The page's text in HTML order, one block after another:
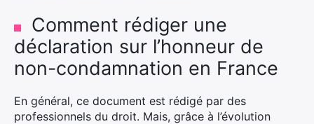
Comment rédiger une
déclaration sur l’honneur de
non-condamnation en France
En général, ce document est rédigé par des
professionnels du droit. Mais, grâce à l’évolution